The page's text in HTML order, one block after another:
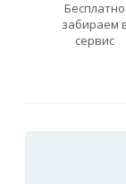
Бесплатно
забираем
сервис